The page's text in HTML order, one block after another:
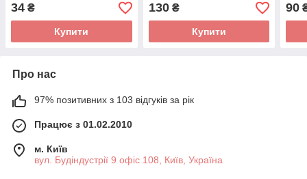
34 ₴
Купити
130₴
Купити
90
Про нас
97% позитивних з 103 відгуків за рік
Працює з 01.02.2010
м. Київ
вул. Будіндустрії 9 офіс 108, Київ, Україна